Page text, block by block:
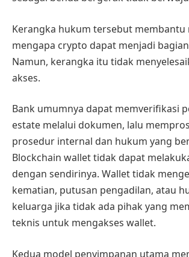
Kerangka hukum tersebut membantu
mengapa crypto dapat menjadi
Namun, kerangka itu tidak
akses.
Bank umumnya dapat memverifikasi
estate melalui dokumen, lalu
prosedur internal dan hukum yang
Blockchain wallet tidak dapat
dengan sendirinya. Wallet tidak
kematian, putusan pengadilan, atau
keluarga jika tidak ada pihak yang
teknis untuk mengakses wallet.
Kedua model penyimpanan utama